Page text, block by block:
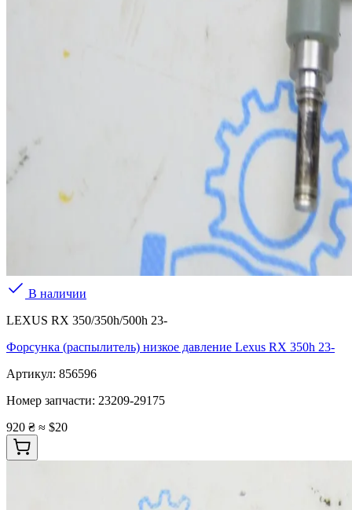
В наличии
LEXUS RX 350/350h/500h 23-
Форсунка (распылитель) низкое давление Lexus RX 350h 23-
Артикул: 856596
Номер запчасти: 23209-29175
920 ₴ ≈ $20